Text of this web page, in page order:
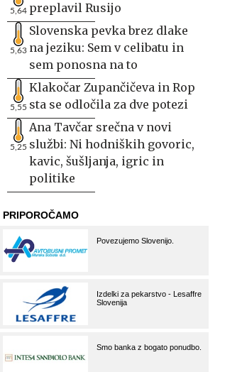
5,64 preplavil Rusijo
5,63
Slovenska pevka brez dlake
na jeziku: Sem v celibatu in
sem ponosna na to
5,55
Klakočar Zupančičeva in Rop
sta se odločila za dve potezi
5,25
Ana Tavčar srečna v novi
službi: Ni hodniških govoric,
kavic, šušljanja, igric in
politike